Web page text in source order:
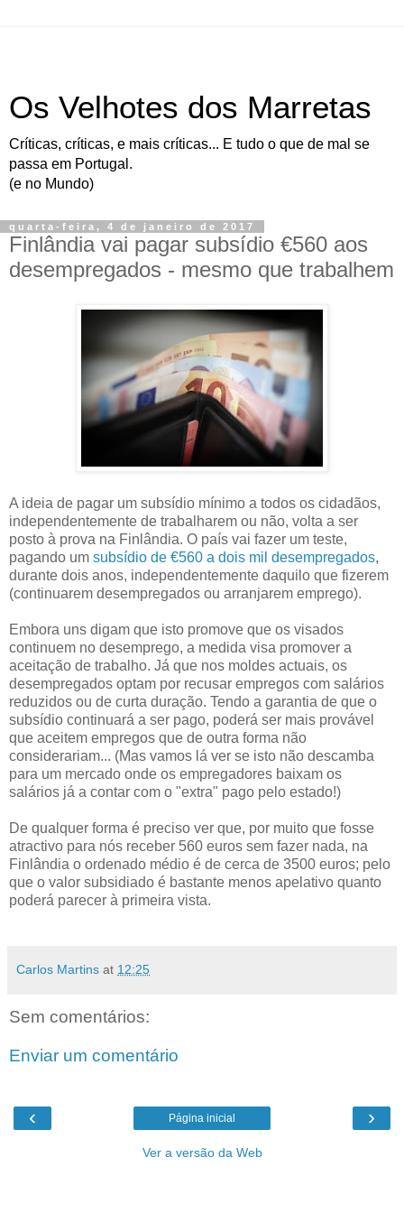
Os Velhotes dos Marretas
Críticas, críticas, e mais críticas... E tudo o que de mal se
passa em Portugal.
(e no Mundo)
quarta-feira, 4 de janeiro de 2017
Finlândia vai pagar subsídio €560 aos
desempregados - mesmo que trabalhem
A ideia de pagar um subsídio mínimo a todos os cidadãos,
independentemente de trabalharem ou não, volta a ser
posto à prova na Finlândia. O país vai fazer um teste,
pagando um subsídio de €560 a dois mil desempregados,
durante dois anos, independentemente daquilo que fizerem
(continuarem desempregados ou arranjarem emprego).
Embora uns digam que isto promove que os visados
continuem no desemprego, a medida visa promover a
aceitação de trabalho. Já que nos moldes actuais, os
desempregados optam por recusar empregos com salários
reduzidos ou de curta duração. Tendo a garantia de que o
subsídio continuará a ser pago, poderá ser mais provável
que aceitem empregos que de outra forma não
considerariam... (Mas vamos lá ver se isto não descamba
para um mercado onde os empregadores baixam os
salários já a contar com o "extra" pago pelo estado!)
De qualquer forma é preciso ver que, por muito que fosse
atractivo para nós receber 560 euros sem fazer nada, na
Finlândia o ordenado médio é de cerca de 3500 euros; pelo
que o valor subsidiado é bastante menos apelativo quanto
poderá parecer à primeira vista.
Carlos Martins at 12:25
Sem comentários:
Enviar um comentário
‹ ›
Página inicial
Ver a versão da Web